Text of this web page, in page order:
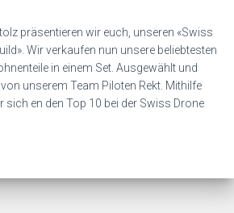
präsentieren wir euch, unseren «Swiss
Wir verkaufen nun unsere beliebtesten
in einem Set. Ausgewählt und
unserem Team Piloten Rekt. Mithilfe
sich en den Top 10 bei der Swiss Drone